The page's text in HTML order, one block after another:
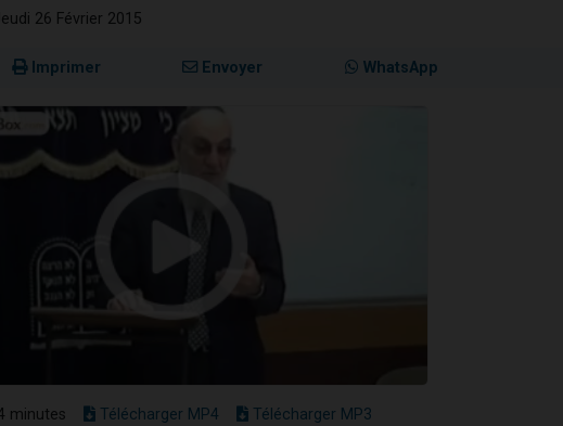
26 Février 2015
Imprimer Envoyer WhatsApp
minutes Télécharger MP4 Télécharger MP3